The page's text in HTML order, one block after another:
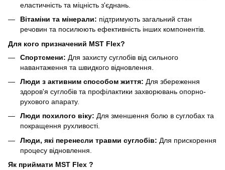
еластичність та міцність з'єднань.
Вітаміни та мінерали: підтримують загальний стан
речовин та посилюють ефективність інших компонентів.
Для кого призначений MST Flex?
Спортсмени: Для захисту суглобів від сильного
навантаження та швидкого відновлення.
Люди з активним способом життя: Для збереження
здоров'я суглобів та профілактики захворювань опорно-
рухового апарату.
Люди похилого віку: Для зменшення болю в суглобах та
покращення рухливості.
Люди, які перенесли травми суглобів: Для прискорення
процесу відновлення.
Як приймати MST Flex ?